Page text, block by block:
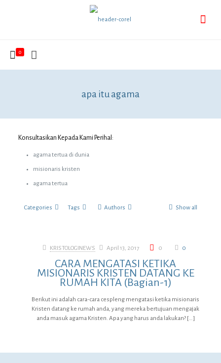
0
apa itu agama
Konsultasikan Kepada Kami Perihal:
agama tertua di dunia
misionaris kristen
agama tertua
Categories Tags Authors Show all
KRISTOLOGINEWS April 13, 2017 0 0
CARA MENGATASI KETIKA
MISIONARIS KRISTEN DATANG KE
RUMAH KITA (Bagian-1)
Berikut ini adalah cara-cara cespleng mengatasi ketika misionaris
Kristen datang ke rumah anda, yang mereka bertujuan mengajak
anda masuk agama Kristen. Apa yang harus anda lakukan?[…]